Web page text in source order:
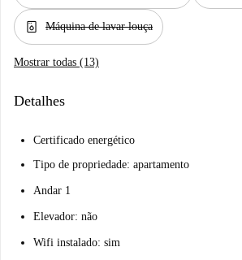
dishwasher_gen Máquina de lavar louça
Mostrar todas (13)
Detalhes
Certificado energético
Tipo de propriedade: apartamento
Andar 1
Elevador: não
Wifi instalado: sim